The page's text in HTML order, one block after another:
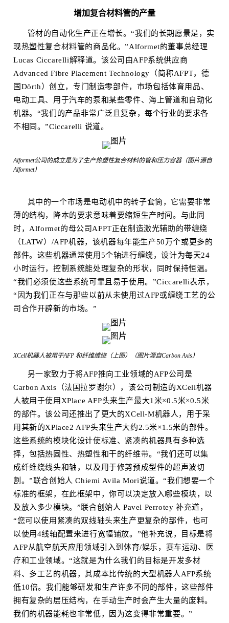
增加复合材料管的产量
管材的自动化生产正在增长。“我们的长期愿景是，实
现热塑性复合材料管的商品化。”Alformet的董事总经理
Lucas Ciccarelli解释道。该公司由AFP系统供应商
Advanced Fibre Placement Technology（简称AFPT，德
国Dörth）创立，专门制造零部件，市场包括体育用品、
电动工具、用于汽车的泵和某些零件、海上管道和自动化
机器。“我们的产品非常广泛且复杂，每个行业的要求各
不相同。”Ciccarelli 说道。
Alformet公司的成立是为了生产热塑性复合材料的管和压力容器（图片源自
Alformet）
其中的一个市场是电动机中的转子套筒，它需要非常
薄的结构，降本的要求意味着要缩短生产时间。与此同
时，Alformet的母公司AFPT正在制造激光辅助的带缠绕
（LATW）/AFP机器，该机器每年能生产50万个或更多的
部件。这些机器通常使用5个轴进行缠绕，设计为每天24
小时运行，控制系统能处理复杂的形状，同时保持恒温。
“我们必须使这些系统可靠且易于使用。”Ciccarelli表示，
“因为我们正在与那些以前从未使用过AFP或缠绕工艺的公
司合作开辟新的市场。”
XCell机器人被用于AFP 和纤维缠绕（上图）（图片源自Carbon Axis）
另一家致力于将AFP推向工业领域的AFP公司是
Carbon Axis（法国拉罗谢尔），该公司制造的XCell机器
人被用于使用XPlace AFP头来生产最大1米×0.5米×0.5米
的部件。该公司还推出了更大的XCell-M机器人，用于采
用其新的XPlace2 AFP头来生产大约2.5米×1.5米的部件。
这些系统的模块化设计使标准、紧凑的机器具有多种选
择，包括热固性、热塑性和干的纤维带。“我们还可以集
成纤维绕线头和轴，以及用于修剪预成型件的超声波切
割。”联合创始人 Chiemi Avila Mori说道。“我们想要一个
标准的框架，在此框架中，你可以决定放入哪些模块，以
及放入多少模块。”联合创始人 Pavel Perrotey 补充道，
“您可以使用紧凑的双线轴头来生产更复杂的部件，也可
以使用4线轴配置来进行宽幅铺放。”他补充说，目标是将
AFP从航空航天应用领域引入到体育/娱乐，赛车运动、医
疗和工业领域。“这就是为什么我们的目标是开发多材
料、多工艺的机器，其成本比传统的大型机器人AFP系统
低10倍。我们能够研发和生产许多不同的部件，这些部件
拥有复杂的层压结构，在手动生产时会产生大量的废料。
我们的机器能耗也非常低，因为这变得非常重要。”